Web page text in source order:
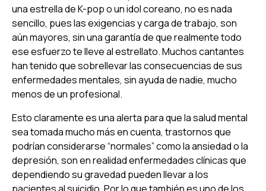
una estrella de K-pop o un idol coreano, no es nada
sencillo, pues las exigencias y carga de trabajo, son
aún mayores, sin una garantía de que realmente todo
ese esfuerzo te lleve al estrellato. Muchos cantantes
han tenido que sobrellevar las consecuencias de sus
enfermedades mentales, sin ayuda de nadie, mucho
menos de un profesional.
Esto claramente es una alerta para que la salud mental
sea tomada mucho más en cuenta, trastornos que
podrían considerarse “normales” como la ansiedad o la
depresión, son en realidad enfermedades clínicas que
dependiendo su gravedad pueden llevar a los